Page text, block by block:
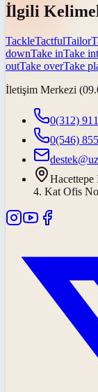
İlgili
TackleTactfulTailor
downTake inTake
outTake overTake
İletişim Merkezi
0(312)
0(546)
4. Kat Ofis